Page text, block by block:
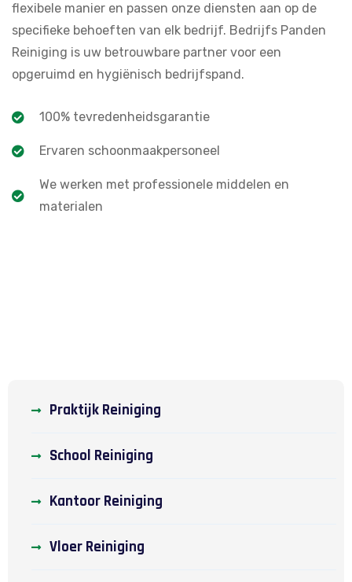
Praktijk Reiniging
School Reiniging
Kantoor Reiniging
Vloer Reiniging
flexibele manier en passen onze diensten aan op de
specifieke behoeften van elk bedrijf. Bedrijfs Panden
Reiniging is uw betrouwbare partner voor een
opgeruimd en hygiënisch bedrijfspand.
100% tevredenheidsgarantie
Ervaren schoonmaakpersoneel
We werken met professionele middelen en
materialen